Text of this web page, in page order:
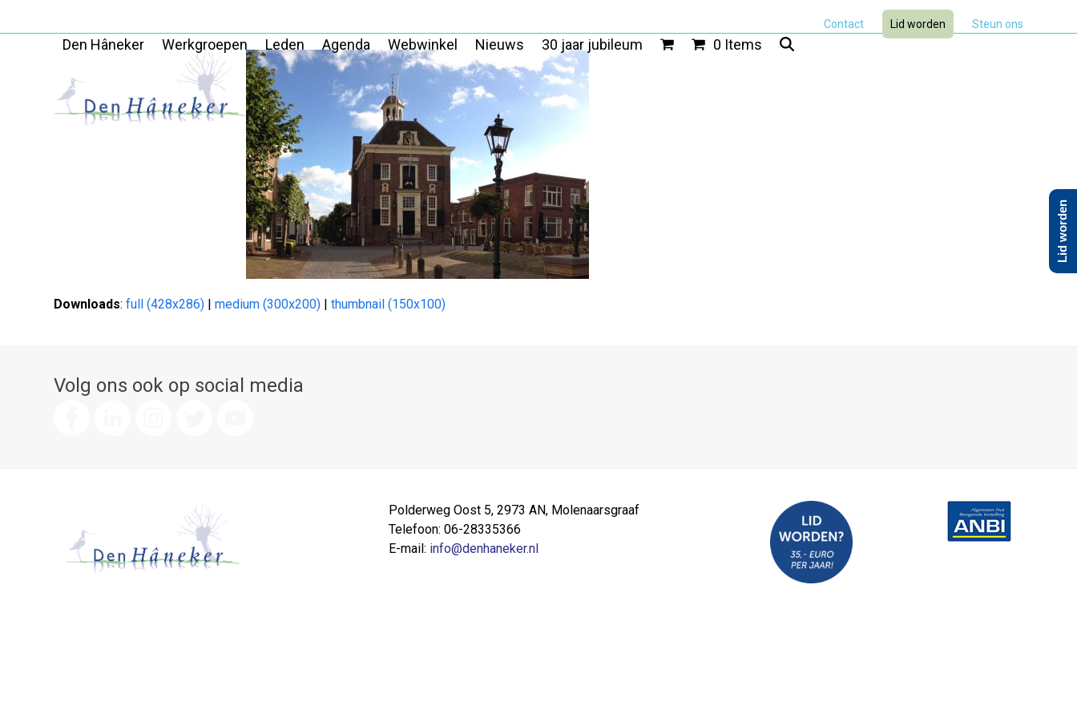
Contact Lid worden Steun ons
Den Hâneker Werkgroepen Leden Agenda Webwinkel Nieuws 30 jaar jubileum 0 Items
Downloads:full (428x286) |medium (300x200) |thumbnail (150x100)
Volg ons ook op social media
Polderweg Oost 5, 2973 AN, Molenaarsgraaf
Telefoon: 06-28335366
E-mail: info@denhaneker.nl
Lid worden